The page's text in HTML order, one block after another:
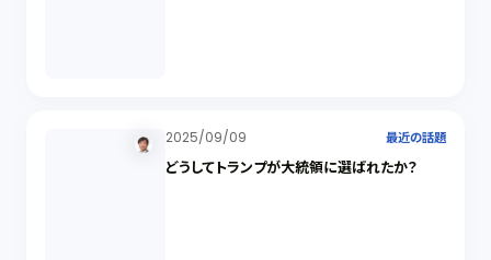
2025/09/09 最近の話題
どうしてトランプが大統領に選ばれたか？